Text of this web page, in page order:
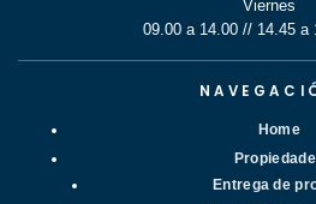
Viernes
09.00 a 14.00 // 14.45 a
Home
Entrega de